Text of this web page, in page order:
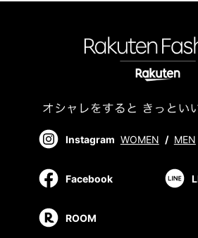
Instagram WOMEN / MEN
Facebook
ROOM